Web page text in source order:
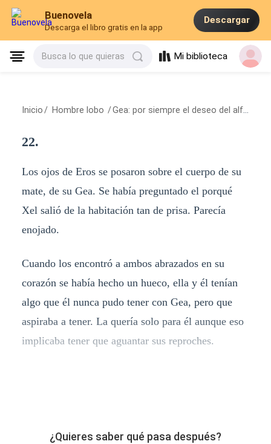
Buenovela
Descarga el libro gratis en la app
Descargar
Busca lo que quieras Mi biblioteca
Inicio / Hombre lobo /Gea: por siempre el deseo del alfa Eros.
22.
Los ojos de Eros se posaron sobre el cuerpo de su
mate, de su Gea. Se había preguntado el porqué
Xel salió de la habitación tan de prisa. Parecía
enojado.
Cuando los encontró a ambos abrazados en su
corazón se había hecho un hueco, ella y él tenían
algo que él nunca pudo tener con Gea, pero que
aspiraba a tener. La quería solo para él aunque eso
implicaba tener que aguantar sus reproches.
¿Quieres saber qué pasa después?